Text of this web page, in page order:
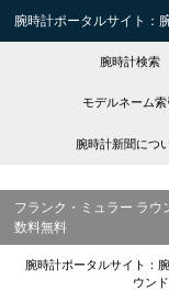
腕時計ポータルサイト：
腕時計検索
モデルネーム索
腕時計新聞につ
フランク・ミュラー ラウ
数料無料
腕時計ポータルサイト：
ウン